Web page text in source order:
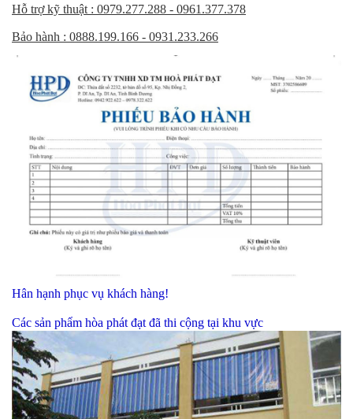
Hỗ trợ kỹ thuật : 0979.277.288 - 0961.377.378
Bảo hành : 0888.199.166 - 0931.233.266
Hân hạnh phục vụ khách hàng!
Các sản phẩm hòa phát đạt đã thi cộng tại khu vực